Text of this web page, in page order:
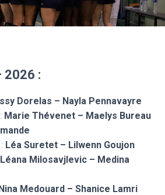
:
Dorelas – Nayla Pennavayre
Marie Thévenet – Maelys Bureau
Léa Suretet – Lilwenn Goujon
Léana Milosavjlevic – Medina
Medouard – Shanice Lamri